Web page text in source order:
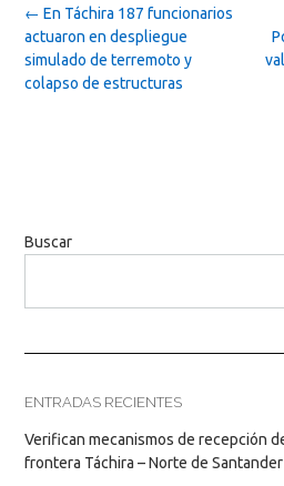
Post
navigation
← En Táchira 187 funcionarios
actuaron en despliegue
simulado de terremoto y
colapso de estructuras
Buscar
ENTRADAS RECIENTES
Verifican mecanismos de recepción
frontera Táchira – Norte de Santander